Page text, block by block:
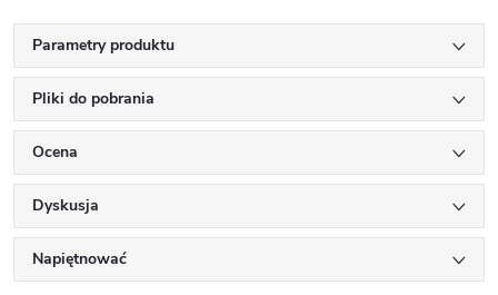
Parametry produktu
Pliki do pobrania
Ocena
Dyskusja
Napiętnować